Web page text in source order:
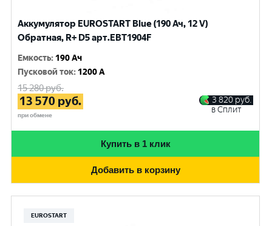
Аккумулятор EUROSTART Blue (190 Ач, 12 V)
Обратная, R+ D5 арт.EBT1904F
Емкость: 190 Ач
Пусковой ток: 1200 A
15 280руб.
13 570 руб.
при обмене
3 820 руб.
в Сплит
Купить в 1 клик
Добавить в корзину
EUROSTART